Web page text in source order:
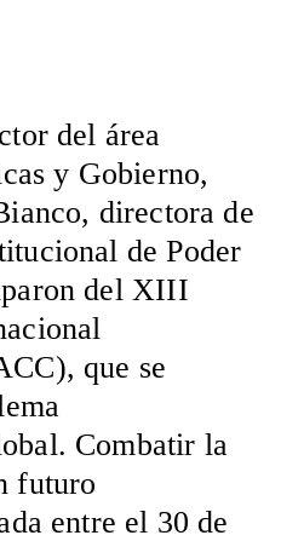
del área
y Gobierno,
directora de
de Poder
del XIII
que se
Combatir la
futuro
entre el 30 de